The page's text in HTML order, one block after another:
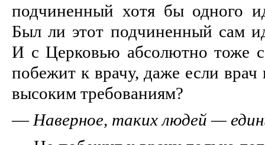
подчиненный хотя бы одного
Был ли этот подчиненный сам
И с Церковью абсолютно тоже
побежит к врачу, даже если врач
высоким требованиям?
— Наверное, таких людей —